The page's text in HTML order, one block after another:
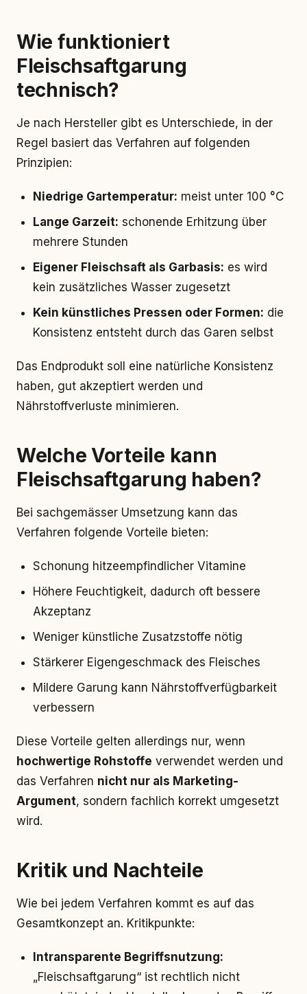
Wie funktioniert
Fleischsaftgarung
technisch?
Je nach Hersteller gibt es Unterschiede, in der
Regel basiert das Verfahren auf folgenden
Prinzipien:
Niedrige Gartemperatur: meist unter 100 °C
Lange Garzeit: schonende Erhitzung über
mehrere Stunden
Eigener Fleischsaft als Garbasis: es wird
kein zusätzliches Wasser zugesetzt
Kein künstliches Pressen oder Formen: die
Konsistenz entsteht durch das Garen selbst
Das Endprodukt soll eine natürliche Konsistenz
haben, gut akzeptiert werden und
Nährstoffverluste minimieren.
Welche Vorteile kann
Fleischsaftgarung haben?
Bei sachgemässer Umsetzung kann das
Verfahren folgende Vorteile bieten:
Schonung hitzeempfindlicher Vitamine
Höhere Feuchtigkeit, dadurch oft bessere
Akzeptanz
Weniger künstliche Zusatzstoffe nötig
Stärkerer Eigengeschmack des Fleisches
Mildere Garung kann Nährstoffverfügbarkeit
verbessern
Diese Vorteile gelten allerdings nur, wenn
hochwertige Rohstoffe verwendet werden und
das Verfahren nicht nur als Marketing-
Argument, sondern fachlich korrekt umgesetzt
wird.
Kritik und Nachteile
Wie bei jedem Verfahren kommt es auf das
Gesamtkonzept an. Kritikpunkte:
Intransparente Begriffsnutzung:
„Fleischsaftgarung“ ist rechtlich nicht